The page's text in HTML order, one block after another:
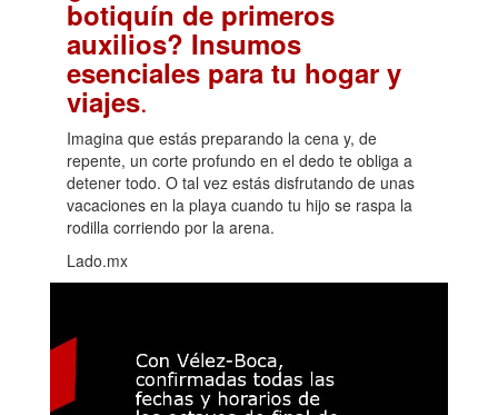
botiquín de primeros
auxilios? Insumos
esenciales para tu hogar y
viajes.
Imagina que estás preparando la cena y, de
repente, un corte profundo en el dedo te obliga a
detener todo. O tal vez estás disfrutando de unas
vacaciones en la playa cuando tu hijo se raspa la
rodilla corriendo por la arena.
Lado.mx